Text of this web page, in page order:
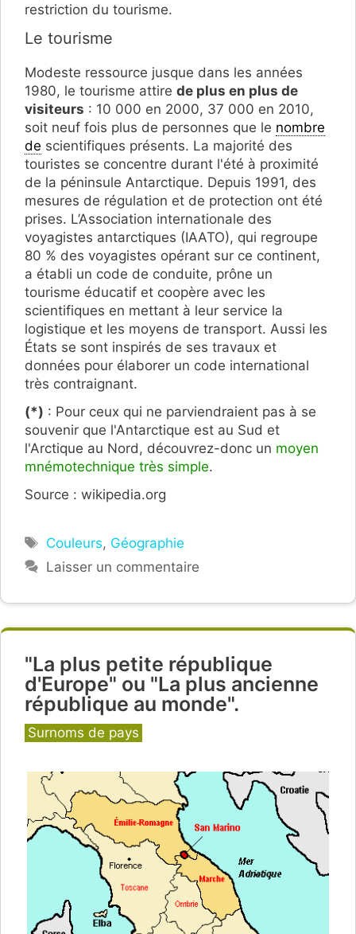
restriction du tourisme.
Le tourisme
Modeste ressource jusque dans les années
1980, le tourisme attire de plus en plus de
visiteurs : 10 000 en 2000, 37 000 en 2010,
soit neuf fois plus de personnes que le nombre
de scientifiques présents. La majorité des
touristes se concentre durant l'été à proximité
de la péninsule Antarctique. Depuis 1991, des
mesures de régulation et de protection ont été
prises. L’Association internationale des
voyagistes antarctiques (IAATO), qui regroupe
80 % des voyagistes opérant sur ce continent,
a établi un code de conduite, prône un
tourisme éducatif et coopère avec les
scientifiques en mettant à leur service la
logistique et les moyens de transport. Aussi les
États se sont inspirés de ses travaux et
données pour élaborer un code international
très contraignant.
(*) : Pour ceux qui ne parviendraient pas à se
souvenir que l'Antarctique est au Sud et
l'Arctique au Nord, découvrez-donc un moyen
mnémotechnique très simple.
Source : wikipedia.org
Étiquettes
Couleurs, Géographie
Laisser un commentaire
"La plus petite république
d'Europe" ou "La plus ancienne
république au monde".
Catégories
Surnoms de pays